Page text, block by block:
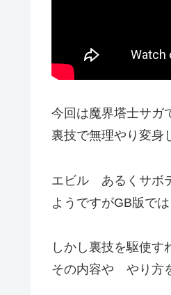
今回は魔界塔士サガ
裏技で無理やり変身
エビル あるくサボ
ようですがGB版で
しかし裏技を駆使
その内容や やり方